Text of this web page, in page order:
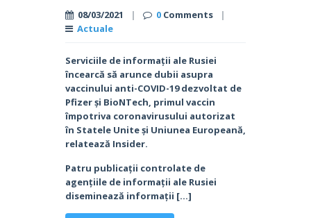
08/03/2021 | 0 Comments
|
Actuale
Serviciile de informații ale Rusiei
încearcă să arunce dubii asupra
vaccinului anti-COVID-19 dezvoltat de
Pfizer și BioNTech, primul vaccin
împotriva coronavirusului autorizat
în Statele Unite și Uniunea Europeană,
relatează Insider.
Patru publicații controlate de
agențiile de informații ale Rusiei
diseminează informații […]